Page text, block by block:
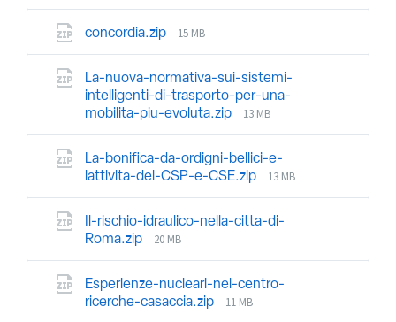
concordia.zip 15 MB
La-nuova-normativa-sui-sistemi-
intelligenti-di-trasporto-per-una-
mobilita-piu-evoluta.zip
13 MB
La-bonifica-da-ordigni-bellici-e-
lattivita-del-CSP-e-CSE.zip
13 MB
Il-rischio-idraulico-nella-citta-di-
Roma.zip
20 MB
Esperienze-nucleari-nel-centro-
ricerche-casaccia.zip
11 MB